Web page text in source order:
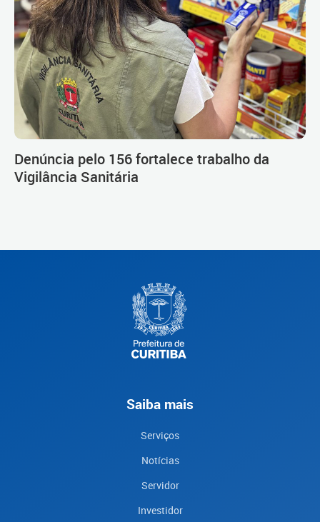
Denúncia pelo 156 fortalece trabalho da
Vigilância Sanitária
Saiba mais
Serviços
Notícias
Servidor
Investidor